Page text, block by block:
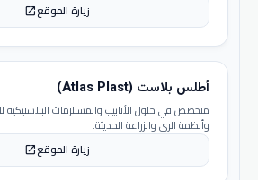
زيارة الموقعopen_in_new
أطلس بلاست (Atlas Plast)
متخصص في حلول الأنابيب والمستلزمات البلاستيكية
وأنظمة الري والزراعة الحديثة.
زيارة الموقعopen_in_new